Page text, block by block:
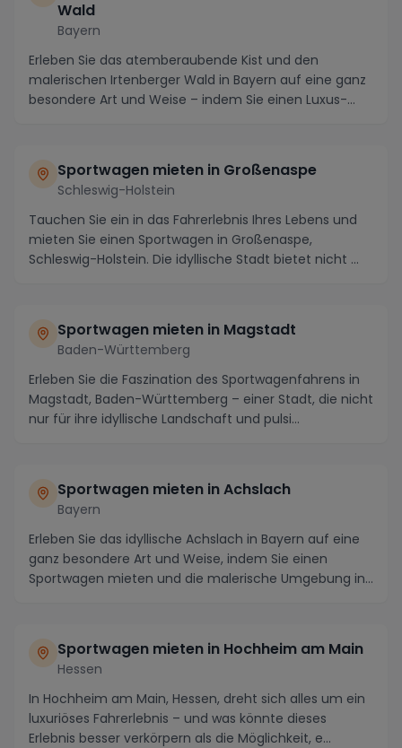
Wald
Bayern
Erleben Sie das atemberaubende Kist und den
malerischen Irtenberger Wald in Bayern auf eine ganz
besondere Art und Weise – indem Sie einen Luxus-
Sportwagen mieten in Großenaspe
Schleswig-Holstein
Tauchen Sie ein in das Fahrerlebnis Ihres Lebens und
mieten Sie einen Sportwagen in Großenaspe,
Schleswig-Holstein. Die idyllische Stadt bietet nicht ...
Sportwagen mieten in Magstadt
Baden-Württemberg
Erleben Sie die Faszination des Sportwagenfahrens in
Magstadt, Baden-Württemberg – einer Stadt, die nicht
nur für ihre idyllische Landschaft und pulsi...
Sportwagen mieten in Achslach
Bayern
Erleben Sie das idyllische Achslach in Bayern auf eine
ganz besondere Art und Weise, indem Sie einen
Sportwagen mieten und die malerische Umgebung in
Sportwagen mieten in Hochheim am Main
Hessen
In Hochheim am Main, Hessen, dreht sich alles um ein
luxuriöses Fahrerlebnis – und was könnte dieses
Erlebnis besser verkörpern als die Möglichkeit, e...